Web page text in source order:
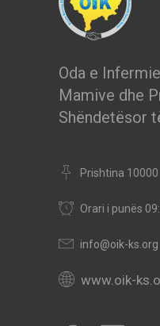
Oda e
Mamive dhe
Shëndetësor
Prishtina 10000
Orari i punës
info@oik-ks.org
www.oik-